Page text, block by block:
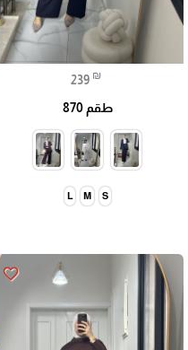
239 ₪
طقم 870
S
M
L
favorite_border